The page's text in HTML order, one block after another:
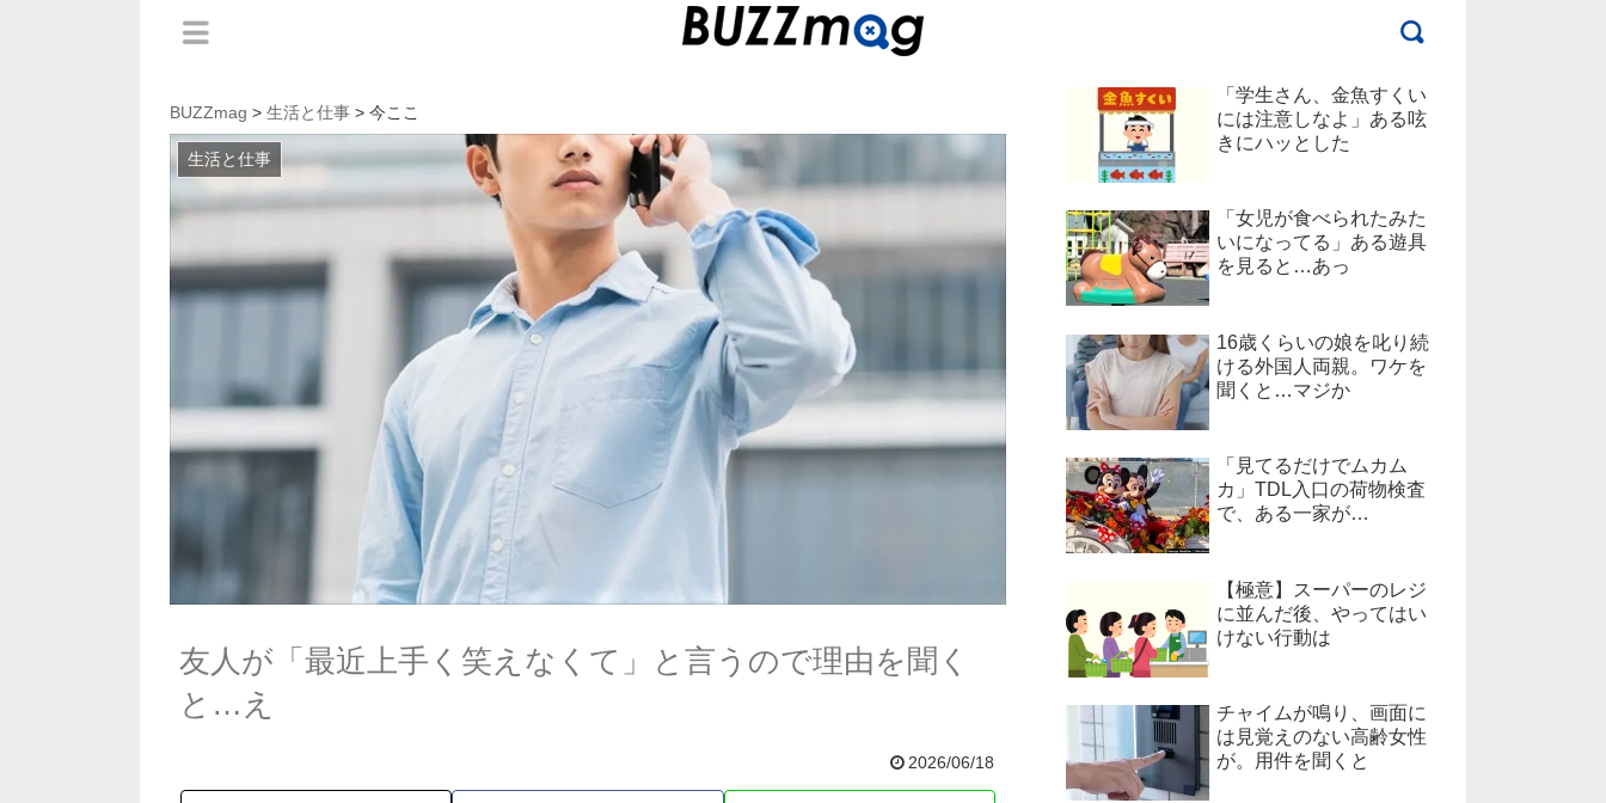
BUZZmag > 生活と仕事 > 今ここ
生活と仕事
友人が「最近上手く笑えなくて」と言うので理由を聞く
と…え
2026/06/18
「学生さん、金魚すくい
には注意しなよ」ある呟
きにハッとした
「女児が食べられたみた
いになってる」ある遊具
を見ると…あっ
16歳くらいの娘を叱り続
ける外国人両親。ワケを
聞くと…マジか
「見てるだけでムカム
カ」TDL入口の荷物検査
で、ある一家が…
【極意】スーパーのレジ
に並んだ後、やってはい
けない行動は
チャイムが鳴り、画面に
は見覚えのない高齢女性
が。用件を聞くと